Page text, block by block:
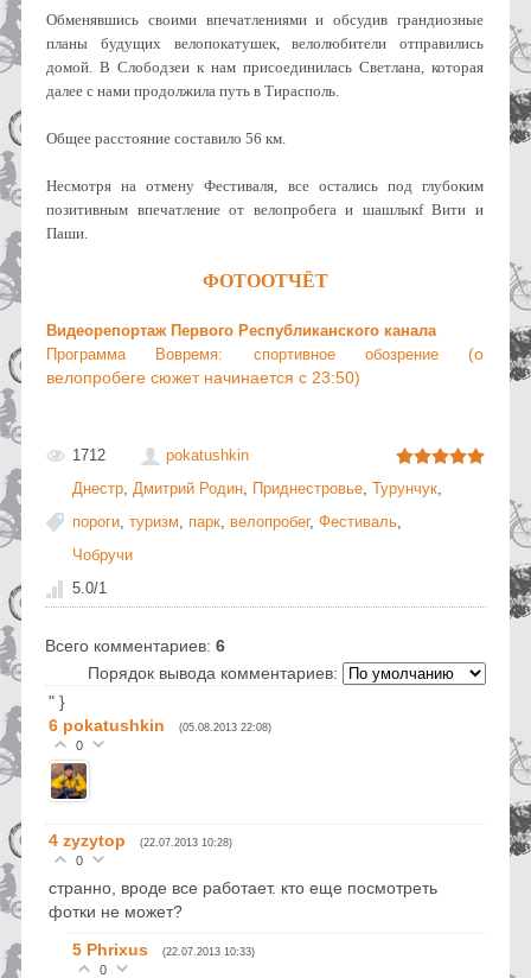
Обменявшись своими впечатлениями и обсудив грандиозные
планы будущих велопокатушек, велолюбители отправились
домой. В Слободзеи к нам присоединилась Светлана, которая
далее с нами продолжила путь в Тирасполь.
Общее расстояние составило 56 км.
Несмотря на отмену Фестиваля, все остались под глубоким
позитивным впечатление от велопробега и шашлыкf Вити и
Паши.
ФОТООТЧЁТ
Видеорепортаж Первого Республиканского канала
Программа Вовремя: спортивное обозрение (о
велопробеге сюжет начинается с 23:50)
1712
pokatushkin
Днестр Дмитрий Родин Приднестровье Турунчук
пороги туризм парк велопробег, Фестиваль
Чобручи
5.0/1
Всего комментариев: 6
Порядок вывода комментариев:
" }
6 pokatushkin (05.08.2013 22:08)
0
4 zyzytop (22.07.2013 10:28)
0
странно, вроде все работает. кто еще посмотреть
фотки не может?
5 Phrixus (22.07.2013 10:33)
0